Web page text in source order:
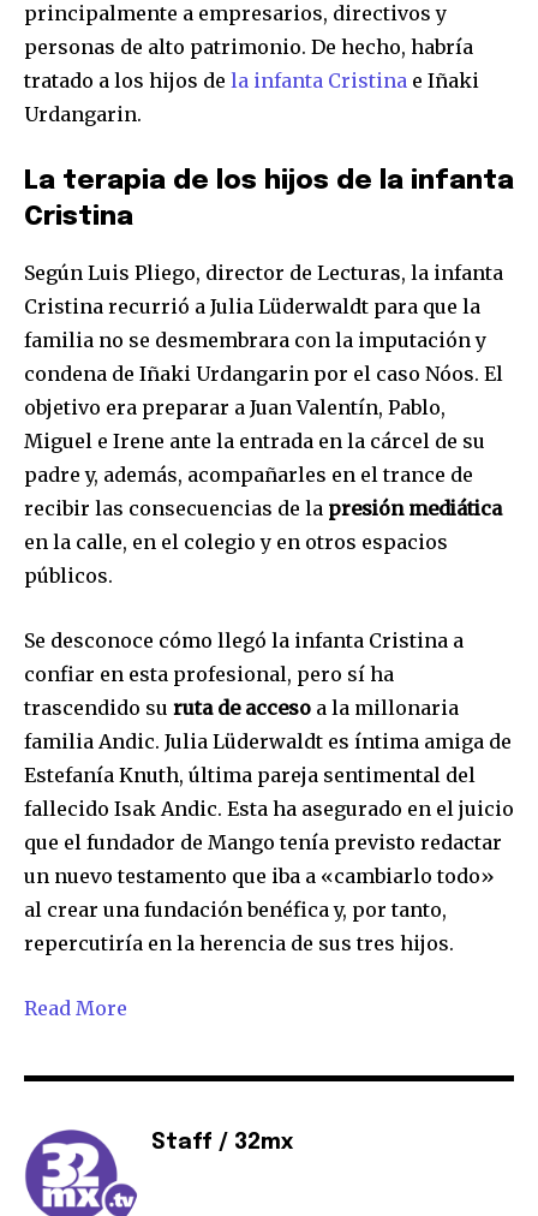
principalmente a empresarios, directivos y
personas de alto patrimonio. De hecho, habría
tratado a los hijos de la infanta Cristina e Iñaki
Urdangarin.
La terapia de los hijos de la infanta
Cristina
Según Luis Pliego, director de Lecturas, la infanta
Cristina recurrió a Julia Lüderwaldt para que la
familia no se desmembrara con la imputación y
condena de Iñaki Urdangarin por el caso Nóos. El
objetivo era preparar a Juan Valentín, Pablo,
Miguel e Irene ante la entrada en la cárcel de su
padre y, además, acompañarles en el trance de
recibir las consecuencias de la presión mediática
en la calle, en el colegio y en otros espacios
públicos.
Se desconoce cómo llegó la infanta Cristina a
confiar en esta profesional, pero sí ha
trascendido su ruta de acceso a la millonaria
familia Andic. Julia Lüderwaldt es íntima amiga de
Estefanía Knuth, última pareja sentimental del
fallecido Isak Andic. Esta ha asegurado en el juicio
que el fundador de Mango tenía previsto redactar
un nuevo testamento que iba a «cambiarlo todo»
al crear una fundación benéfica y, por tanto,
repercutiría en la herencia de sus tres hijos.
Read More
Staff / 32mx